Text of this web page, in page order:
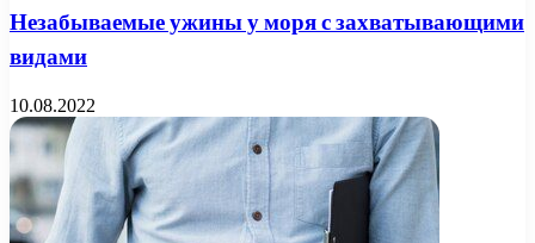
Незабываемые ужины у моря с захватывающими
видами
10.08.2022